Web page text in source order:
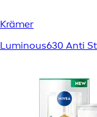
Krämer
Luminous630 Anti